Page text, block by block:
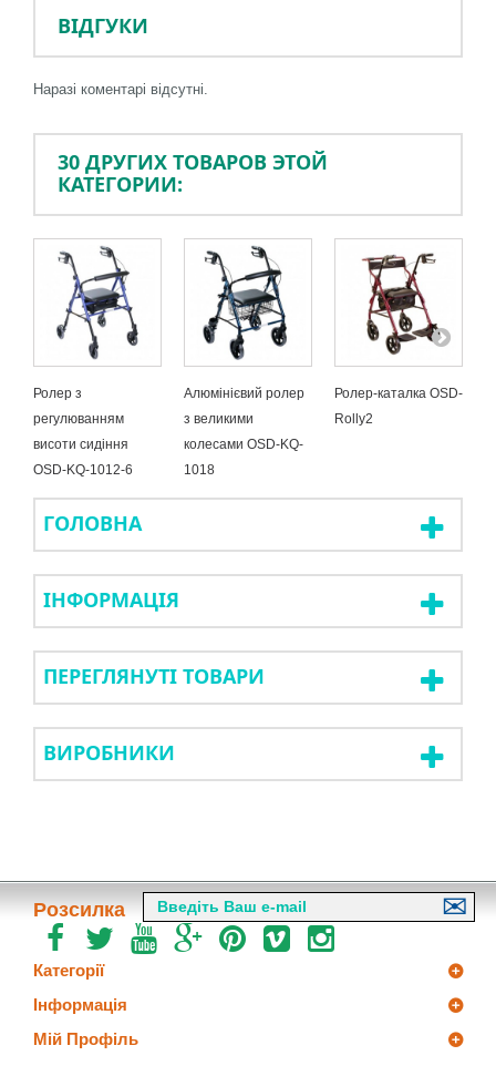
ВІДГУКИ
Наразі коментарі відсутні.
30 ДРУГИХ ТОВАРОВ ЭТОЙ
КАТЕГОРИИ:
Ролер з
регулюванням
висоти сидіння
OSD-KQ-1012-6
Алюмінієвий ролер
з великими
колесами OSD-KQ-
1018
Ролер-каталка OSD-
Rolly2
ГОЛОВНА
ІНФОРМАЦІЯ
ПЕРЕГЛЯНУТІ ТОВАРИ
ВИРОБНИКИ
Розсилка
Категорії
Інформація
Мій Профіль